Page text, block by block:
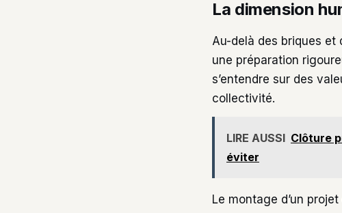
La dimension
Au-delà des briques
une préparation
s’entendre sur des
collectivité.
LIRE AUSSI Clôture
éviter
Le montage d’un